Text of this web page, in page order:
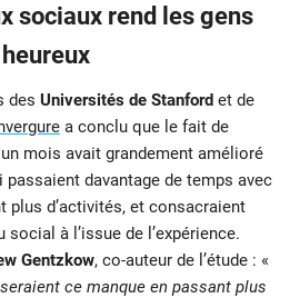
sociaux rend les gens
des Universités de Stanford et de
a conclu que le fait de
mois avait grandement amélioré
passaient davantage de temps avec
plus d’activités, et consacraient
à l’issue de l’expérience.
Gentzkow, co-auteur de l’étude : «
ce manque en passant plus